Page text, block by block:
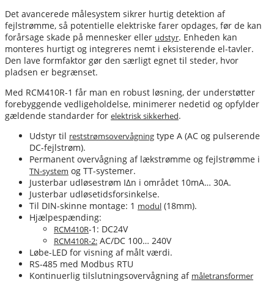
Det avancerede målesystem sikrer hurtig detektion af
fejlstrømme, så potentielle elektriske farer opdages, før de kan
forårsage skade på mennesker eller udstyr. Enheden kan
monteres hurtigt og integreres nemt i eksisterende el-tavler.
Den lave formfaktor gør den særligt egnet til steder, hvor
pladsen er begrænset.
Med RCM410R-1 får man en robust løsning, der understøtter
forebyggende vedligeholdelse, minimerer nedetid og opfylder
gældende standarder for elektrisk sikkerhed.
Udstyr til reststrømsovervågning type A (AC og pulserende
DC-fejlstrøm).
Permanent overvågning af lækstrømme og fejlstrømme i
TN-system og TT-systemer.
Justerbar udløsestrøm IΔn i området 10mA… 30A.
Justerbar udløsetidsforsinkelse.
Til DIN-skinne montage: 1 modul (18mm).
Hjælpespænding:
RCM410R-1: DC24V
RCM410R-2: AC/DC 100… 240V
Løbe-LED for visning af målt værdi.
RS-485 med Modbus RTU
Kontinuerlig tilslutningsovervågning af måletransformer